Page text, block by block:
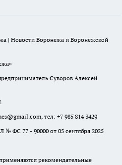
| Новости Воронежа и Воронежской
Суворов Алексей
тел: +7 985 814 3429
№ ФС 77 - 90000 от 05 сентября 2025
рекомендательные